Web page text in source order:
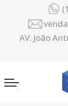
AV. João